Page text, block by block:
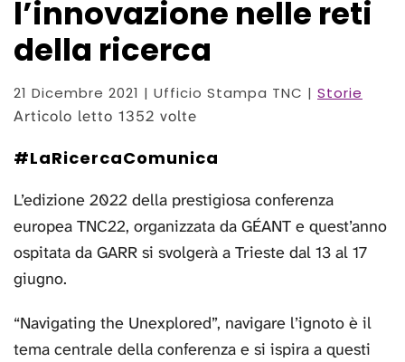
l’innovazione nelle reti
della ricerca
21 Dicembre 2021 | Ufficio Stampa TNC | Storie
Articolo letto 1352 volte
#LaRicercaComunica
L’edizione 2022 della prestigiosa conferenza
europea TNC22, organizzata da GÉANT e quest’anno
ospitata da GARR si svolgerà a Trieste dal 13 al 17
giugno.
“Navigating the Unexplored”, navigare l’ignoto è il
tema centrale della conferenza e si ispira a questi